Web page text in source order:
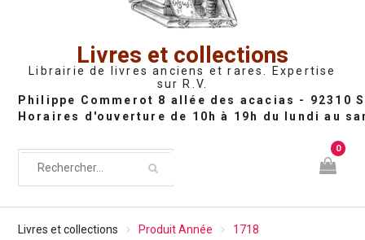
Livres et collections
Librairie de livres anciens et rares. Expertise
sur R.V.
0
Livres et collections Produit Année 1718